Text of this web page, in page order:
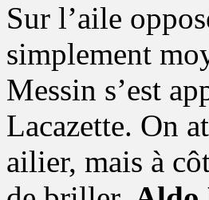
Sur l’aile
simplement
Messin s’est
Lacazette. On
ailier, mais à